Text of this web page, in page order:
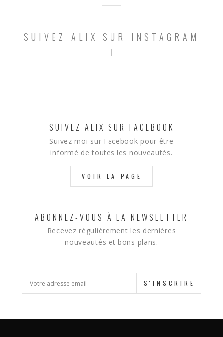
SUIVEZ ALIX SUR INSTAGRAM
SUIVEZ ALIX SUR FACEBOOK
Suivez moi sur Facebook pour être
informé de toutes les nouveautés.
VOIR LA PAGE
ABONNEZ-VOUS À LA NEWSLETTER
Recevez régulièrement les dernières
nouveautés et bons plans.
S'INSCRIRE